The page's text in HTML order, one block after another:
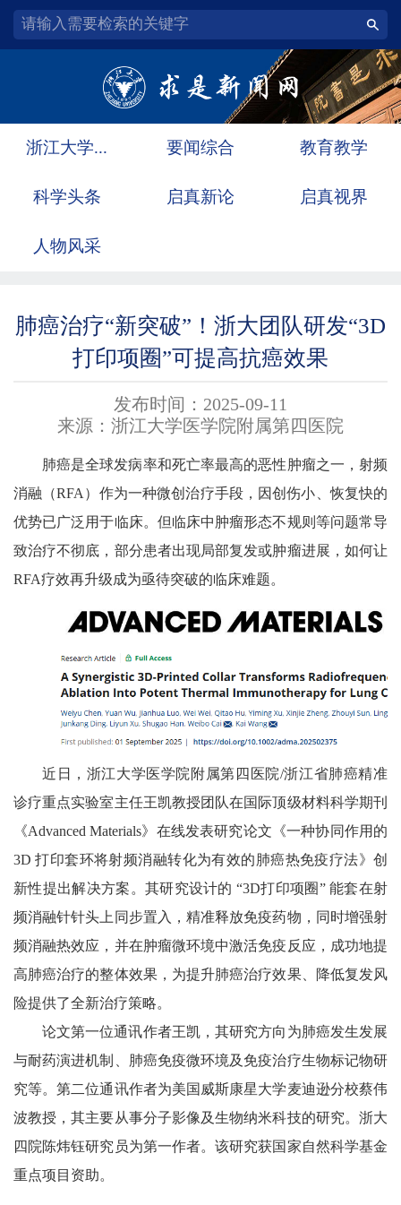
浙江大学... 要闻综合 教育教学
科学头条 启真新论 启真视界
人物风采
肺癌治疗“新突破”！浙大团队研发“3D
打印项圈”可提高抗癌效果
发布时间：2025-09-11
来源：浙江大学医学院附属第四医院
肺癌是全球发病率和死亡率最高的恶性肿瘤之一，射频
消融（RFA）作为一种微创治疗手段，因创伤小、恢复快的
优势已广泛用于临床。但临床中肿瘤形态不规则等问题常导
致治疗不彻底，部分患者出现局部复发或肿瘤进展，如何让
RFA疗效再升级成为亟待突破的临床难题。
近日，浙江大学医学院附属第四医院/浙江省肺癌精准
诊疗重点实验室主任王凯教授团队在国际顶级材料科学期刊
《Advanced Materials》在线发表研究论文《一种协同作用的
3D 打印套环将射频消融转化为有效的肺癌热免疫疗法》创
新性提出解决方案。其研究设计的 “3D打印项圈” 能套在射
频消融针针头上同步置入，精准释放免疫药物，同时增强射
频消融热效应，并在肿瘤微环境中激活免疫反应，成功地提
高肺癌治疗的整体效果，为提升肺癌治疗效果、降低复发风
险提供了全新治疗策略。
论文第一位通讯作者王凯，其研究方向为肺癌发生发展
与耐药演进机制、肺癌免疫微环境及免疫治疗生物标记物研
究等。第二位通讯作者为美国威斯康星大学麦迪逊分校蔡伟
波教授，其主要从事分子影像及生物纳米科技的研究。浙大
四院陈炜钰研究员为第一作者。该研究获国家自然科学基金
重点项目资助。